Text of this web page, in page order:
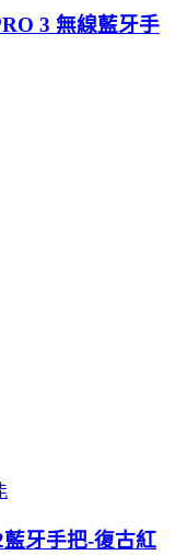
3 無線藍牙手
牙手把-復古紅